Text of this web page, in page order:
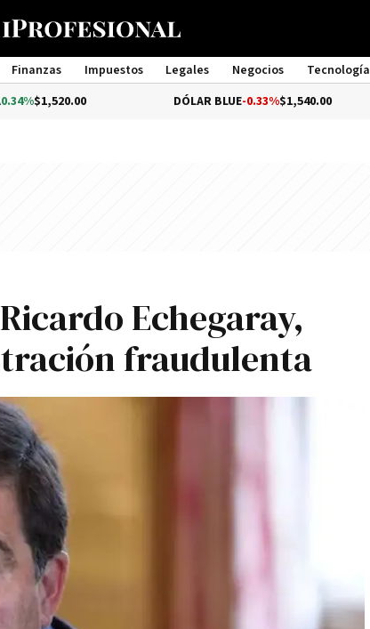
Finanzas Impuestos Legales Negocios Tecnología
Management
DÓLAR BLUE-0.33%$1,540.00
Echegaray,
fraudulenta